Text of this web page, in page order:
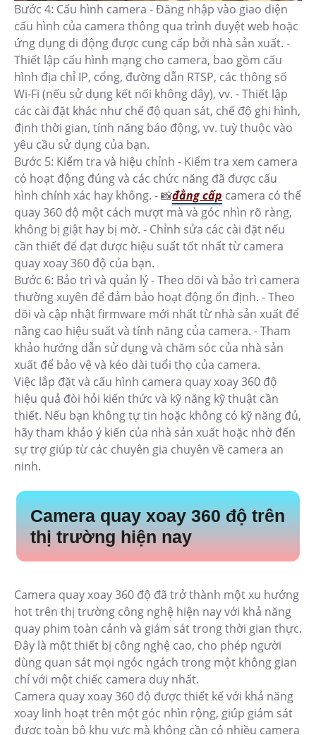
Bước 4: Cấu hình camera - Đăng nhập vào giao diện
cấu hình của camera thông qua trình duyệt web hoặc
ứng dụng di động được cung cấp bởi nhà sản xuất. -
Thiết lập cấu hình mạng cho camera, bao gồm cấu
hình địa chỉ IP, cổng, đường dẫn RTSP, các thông số
Wi-Fi (nếu sử dụng kết nối không dây), vv. - Thiết lập
các cài đặt khác như chế độ quan sát, chế độ ghi hình,
định thời gian, tính năng báo động, vv. tuỳ thuộc vào
yêu cầu sử dụng của bạn.
Bước 5: Kiểm tra và hiệu chỉnh - Kiểm tra xem camera
có hoạt động đúng và các chức năng đã được cấu
hình chính xác hay không. - 📸đẳng cấp camera có thể
quay 360 độ một cách mượt mà và góc nhìn rõ ràng,
không bị giật hay bị mờ. - Chỉnh sửa các cài đặt nếu
cần thiết để đạt được hiệu suất tốt nhất từ camera
quay xoay 360 độ của bạn.
Bước 6: Bảo trì và quản lý - Theo dõi và bảo trì camera
thường xuyên để đảm bảo hoạt động ổn định. - Theo
dõi và cập nhật firmware mới nhất từ nhà sản xuất để
nâng cao hiệu suất và tính năng của camera. - Tham
khảo hướng dẫn sử dụng và chăm sóc của nhà sản
xuất để bảo vệ và kéo dài tuổi thọ của camera.
Việc lắp đặt và cấu hình camera quay xoay 360 độ
hiệu quả đòi hỏi kiến thức và kỹ năng kỹ thuật cần
thiết. Nếu bạn không tự tin hoặc không có kỹ năng đủ,
hãy tham khảo ý kiến của nhà sản xuất hoặc nhờ đến
sự trợ giúp từ các chuyên gia chuyên về camera an
ninh.
Camera quay xoay 360 độ trên
thị trường hiện nay
Camera quay xoay 360 độ đã trở thành một xu hướng
hot trên thị trường công nghệ hiện nay với khả năng
quay phim toàn cảnh và giám sát trong thời gian thực.
Đây là một thiết bị công nghệ cao, cho phép người
dùng quan sát mọi ngóc ngách trong một không gian
chỉ với một chiếc camera duy nhất.
Camera quay xoay 360 độ được thiết kế với khả năng
xoay linh hoạt trên một góc nhìn rộng, giúp giám sát
được toàn bộ khu vực mà không cần có nhiều camera